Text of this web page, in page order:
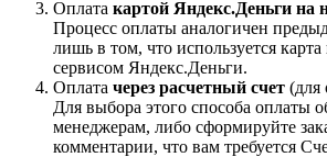
Оплата картой Яндекс.Деньги на
Процесс оплаты аналогичен
лишь в том, что используется
сервисом Яндекс.Деньги.
Оплата через расчетный счет (для
Для выбора этого способа оплаты
менеджерам, либо сформируйте
комментарии, что вам требуется